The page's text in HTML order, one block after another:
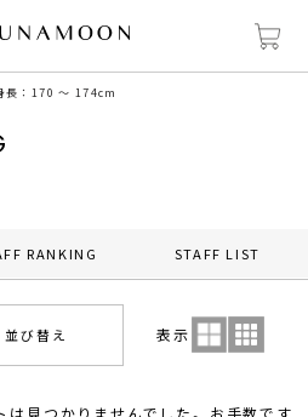
長：170 ～ 174cm
RANKING STAFF LIST
並び替え 表示
は見つかりませんでした。お手数です